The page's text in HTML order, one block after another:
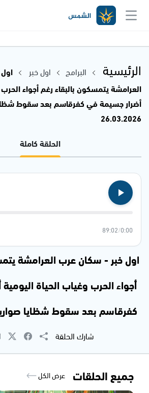
الرئيسية البرامج اول خبر
العرامشة يتمسكون بالبقاء رغم أجواء
أضرار جسيمة في كفرقاسم بعد سقوط
26.03.2026
الحلقة كاملة
0:00
/
89:02
اول خبر - سكان عرب العرامشة
أجواء الحرب وغياب الحياة
كفرقاسم بعد سقوط شظايا صواريخ -
شارك الحلقة
جميع الحلقات عرض الكل